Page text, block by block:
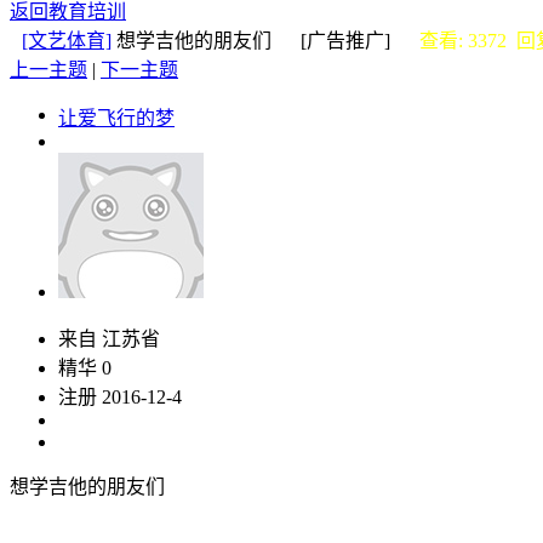
返回教育培训
[文艺体育] 想学吉他的朋友们 [广告推广] 查看: 3372 回
上一主题 | 下一主题
让爱飞行的梦
来自 江苏省
精华 0
注册 2016-12-4
想学吉他的朋友们